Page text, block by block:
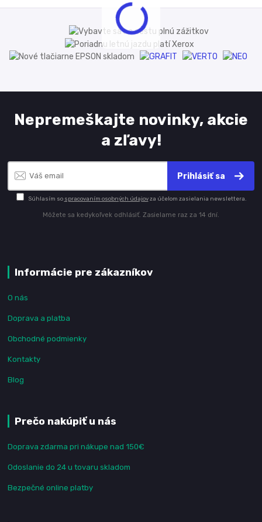
Nepremeškajte novinky, akcie
a zľavy!
Prihlásiť sa
Súhlasím so spracovaním osobných údajovza účelom zasielania newslettera.
Môžete sa kedykoľvek odhlásiť. Zasielame raz za 14 dní.
Informácie pre zákazníkov
O nás
Doprava a platba
Obchodné podmienky
Kontakty
Blog
Prečo nakúpiť u nás
Doprava zdarma pri nákupe nad 150€
Odoslanie do 24 u tovaru skladom
Bezpečné online platby